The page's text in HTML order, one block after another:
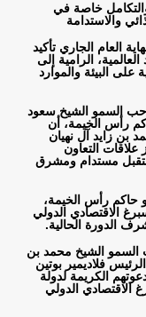
والتكامل خاصة في
والاستدامة
العام الجاري تأكيد
الرامية إلى
على البيئة والموارد
يونيو 2023– أكد صاحب السمو الشيخ سعود
رأس الخيمة، أن
بن زايد آل نهيان
التعاون
مستدام ومشرق
حاكم رأس الخيمة،
الاقتصادي الدولي
.
السمو الشيخ محمد بن
فلاديمير بوتين
الكريمة لدولة
الاقتصادي الدولي